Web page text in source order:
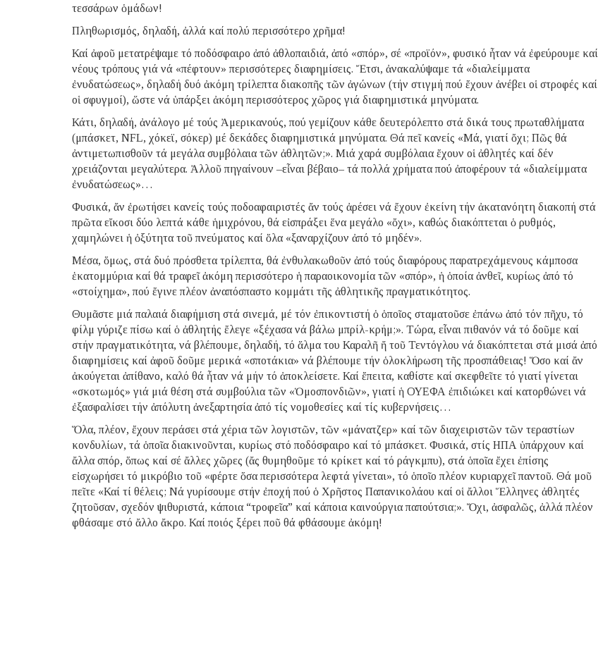
τεσσάρων ὁμάδων!
Πληθωρισμός, δηλαδή, ἀλλά καί πολύ περισσότερο χρῆμα!
Καί ἀφοῦ μετατρέψαμε τό ποδόσφαιρο ἀπό ἀθλοπαιδιά, ἀπό «σπόρ», σέ «προϊόν», φυσικό ἦταν νά ἐφεύρουμε καί
νέους τρόπους γιά νά «πέφτουν» περισσότερες διαφημίσεις. Ἔτσι, ἀνακαλύψαμε τά «διαλείμματα
ἐνυδατώσεως», δηλαδή δυό ἀκόμη τρίλεπτα διακοπῆς τῶν ἀγώνων (τήν στιγμή πού ἔχουν ἀνέβει οἱ στροφές καί
οἱ σφυγμοί), ὥστε νά ὑπάρξει ἀκόμη περισσότερος χῶρος γιά διαφημιστικά μηνύματα.
Κάτι, δηλαδή, ἀνάλογο μέ τούς Ἀμερικανούς, πού γεμίζουν κάθε δευτερόλεπτο στά δικά τους πρωταθλήματα
(μπάσκετ, NFL, χόκεϊ, σόκερ) μέ δεκάδες διαφημιστικά μηνύματα. Θά πεῖ κανείς «Μά, γιατί ὄχι; Πῶς θά
ἀντιμετωπισθοῦν τά μεγάλα συμβόλαια τῶν ἀθλητῶν;». Μιά χαρά συμβόλαια ἔχουν οἱ ἀθλητές καί δέν
χρειάζονται μεγαλύτερα. Ἀλλοῦ πηγαίνουν –εἶναι βέβαιο– τά πολλά χρήματα πού ἀποφέρουν τά «διαλείμματα
ἐνυδατώσεως»…
Φυσικά, ἄν ἐρωτήσει κανείς τούς ποδοαφαιριστές ἄν τούς ἀρέσει νά ἔχουν ἐκείνη τήν ἀκατανόητη διακοπή στά
πρῶτα εἴκοσι δύο λεπτά κάθε ἡμιχρόνου, θά εἰσπράξει ἕνα μεγάλο «ὄχι», καθώς διακόπτεται ὁ ρυθμός,
χαμηλώνει ἡ ὀξύτητα τοῦ πνεύματος καί ὅλα «ξαναρχίζουν ἀπό τό μηδέν».
Μέσα, ὅμως, στά δυό πρόσθετα τρίλεπτα, θά ἐνθυλακωθοῦν ἀπό τούς διαφόρους παρατρεχάμενους κάμποσα
ἑκατομμύρια καί θά τραφεῖ ἀκόμη περισσότερο ἡ παραοικονομία τῶν «σπόρ», ἡ ὁποία ἀνθεῖ, κυρίως ἀπό τό
«στοίχημα», πού ἔγινε πλέον ἀναπόσπαστο κομμάτι τῆς ἀθλητικῆς πραγματικότητος.
Θυμᾶστε μιά παλαιά διαφήμιση στά σινεμά, μέ τόν ἐπικοντιστή ὁ ὁποῖος σταματοῦσε ἐπάνω ἀπό τόν πῆχυ, τό
φίλμ γύριζε πίσω καί ὁ ἀθλητής ἔλεγε «ξέχασα νά βάλω μπρίλ-κρήμ;». Τώρα, εἶναι πιθανόν νά τό δοῦμε καί
στήν πραγματικότητα, νά βλέπουμε, δηλαδή, τό ἅλμα του Καραλῆ ἤ τοῦ Τεντόγλου νά διακόπτεται στά μισά ἀπό
διαφημίσεις καί ἀφοῦ δοῦμε μερικά «σποτάκια» νά βλέπουμε τήν ὁλοκλήρωση τῆς προσπάθειας! Ὅσο καί ἄν
ἀκούγεται ἀπίθανο, καλό θά ἦταν νά μήν τό ἀποκλείσετε. Καί ἔπειτα, καθίστε καί σκεφθεῖτε τό γιατί γίνεται
«σκοτωμός» γιά μιά θέση στά συμβούλια τῶν «Ὁμοσπονδιῶν», γιατί ἡ ΟΥΕΦΑ ἐπιδιώκει καί κατορθώνει νά
ἐξασφαλίσει τήν ἀπόλυτη ἀνεξαρτησία ἀπό τίς νομοθεσίες καί τίς κυβερνήσεις…
Ὅλα, πλέον, ἔχουν περάσει στά χέρια τῶν λογιστῶν, τῶν «μάνατζερ» καί τῶν διαχειριστῶν τῶν τεραστίων
κονδυλίων, τά ὁποῖα διακινοῦνται, κυρίως στό ποδόσφαιρο καί τό μπάσκετ. Φυσικά, στίς ΗΠΑ ὑπάρχουν καί
ἄλλα σπόρ, ὅπως καί σέ ἄλλες χῶρες (ἄς θυμηθοῦμε τό κρίκετ καί τό ράγκμπυ), στά ὁποῖα ἔχει ἐπίσης
εἰσχωρήσει τό μικρόβιο τοῦ «φέρτε ὅσα περισσότερα λεφτά γίνεται», τό ὁποῖο πλέον κυριαρχεῖ παντοῦ. Θά μοῦ
πεῖτε «Καί τί θέλεις; Νά γυρίσουμε στήν ἐποχή πού ὁ Χρῆστος Παπανικολάου καί οἱ ἄλλοι Ἕλληνες ἀθλητές
ζητοῦσαν, σχεδόν ψιθυριστά, κάποια “τροφεῖα” καί κάποια καινούργια παπούτσια;». Ὄχι, ἀσφαλῶς, ἀλλά πλέον
φθάσαμε στό ἄλλο ἄκρο. Καί ποιός ξέρει ποῦ θά φθάσουμε ἀκόμη!